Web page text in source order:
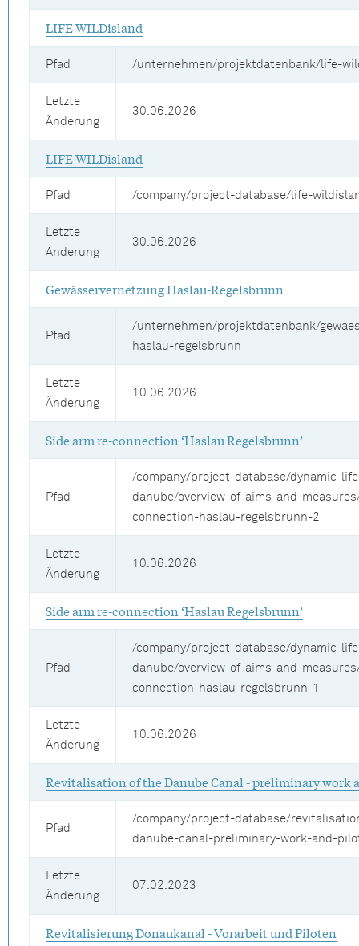
LIFE WILDisland
Pfad /unternehmen/projektdatenbank/life-
Letzte
Änderung
30.06.2026
LIFE WILDisland
Pfad /company/project-database/life-
Letzte
Änderung
30.06.2026
Gewässervernetzung Haslau-Regelsbrunn
Pfad
/unternehmen/projektdatenbank/
haslau-regelsbrunn
Letzte
Änderung
10.06.2026
Side arm re-connection ‘Haslau Regelsbrunn’
Pfad
/company/project-database/dynamic-
danube/overview-of-aims-and-
connection-haslau-regelsbrunn-2
Letzte
Änderung
10.06.2026
Side arm re-connection ‘Haslau Regelsbrunn’
Pfad
/company/project-database/dynamic-
danube/overview-of-aims-and-
connection-haslau-regelsbrunn-1
Letzte
Änderung
10.06.2026
Revitalisation of the Danube Canal - preliminary work
Pfad
/company/project-database/
danube-canal-preliminary-work-and-
Letzte
Änderung
07.02.2023
Revitalisierung Donaukanal - Vorarbeit und Piloten